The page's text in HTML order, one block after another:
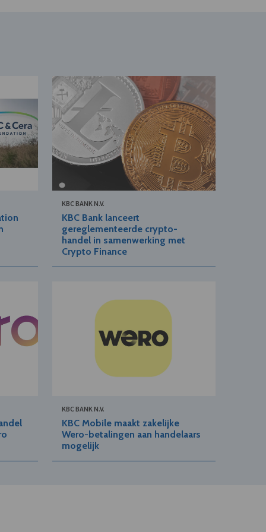
KBC BANK N.V.
KBC Bank lanceert
gereglementeerde crypto-
handel in samenwerking met
Crypto Finance
KBC BANK N.V.
KBC Mobile maakt zakelijke
Wero-betalingen aan handelaars
mogelijk